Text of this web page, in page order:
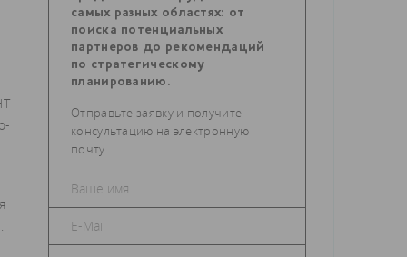
самых разных областях: от
поиска потенциальных
партнеров до рекомендаций
по стратегическому
планированию.
Отправьте заявку и получите
консультацию на электронную
почту.